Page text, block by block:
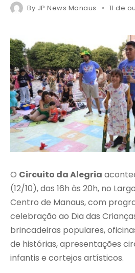
By JP News Manaus 11 de
O Circuito da Alegria
(12/10), das 16h às 20h, no
Centro de Manaus, com
celebração ao Dia das
brincadeiras populares,
de histórias, apresentações
infantis e cortejos artísticos.